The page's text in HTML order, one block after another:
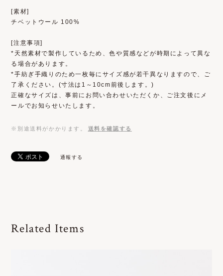
[素材]
チベットウール 100%
[注意事項]
*天然素材で製作しているため、色や質感などが時期によって異な
る場合があります。
*手紡ぎ手織りのため一枚毎にサイズ感が若干異なりますので、ご
了承ください。(寸法は1～10cm前後します。)
正確なサイズは、事前にお問い合わせいただくか、ご注文後にメ
ールでお知らせいたします。
※別途送料がかかります。 送料を確認する
通報する
Related Items